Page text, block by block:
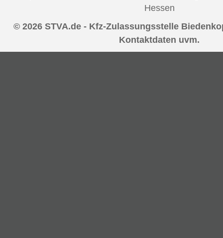
Hessen
© 2026 STVA.de - Kfz-Zulassungsstelle
Kontaktdaten uvm.